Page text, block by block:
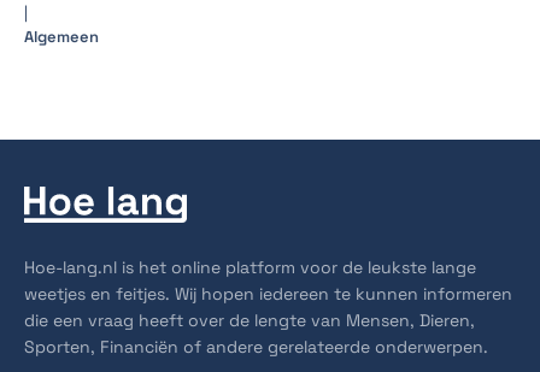
|
Algemeen
Hoe-lang.nl is het online platform voor de leukste lange
weetjes en feitjes. Wij hopen iedereen te kunnen informeren
die een vraag heeft over de lengte van Mensen, Dieren,
Sporten, Financiën of andere gerelateerde onderwerpen.